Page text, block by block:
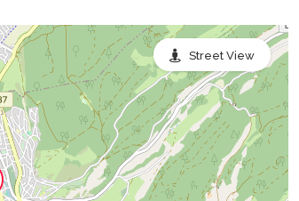
Street View